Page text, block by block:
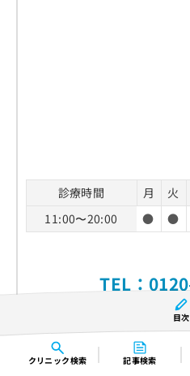
クリニック検索 記事検索
診療時間 月 火
11:00〜20:00
● ●
TEL：
ホーム
クチコ
目次